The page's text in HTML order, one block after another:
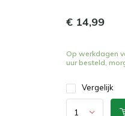
€ 14,99
Op werkdagen
uur besteld,
Vergelijk